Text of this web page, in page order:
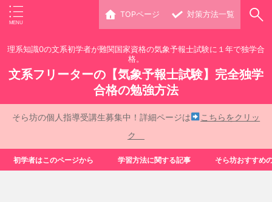
TOPページ 対策方法一覧
理系知識0の文系初学者が難関国家資格の気象予報士試験に１年で独学合
格。
文系フリーターの【気象予報士試験】完全独学
合格の勉強方法
そら坊の個人指導受講生募集中！詳細ページは
こちらをクリッ
ク
初学者はこのページから 学習方法に関する記事 そら坊おすすめ